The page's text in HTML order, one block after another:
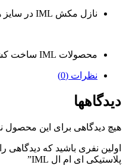
نازل مکش IML در سایز های 2 و 1/2 1 اینچ موجود می باشد.
محصولات IML ساخت کشور اسپانیا می باشد.
نظرات (0)
دیدگاهها
هیچ دیدگاهی برای این
اولین نفری باشید که
پلاستیکی ای ام ال IML”